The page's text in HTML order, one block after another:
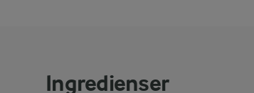
Ingredienser